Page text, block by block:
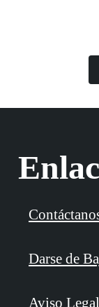
Darse de
Aviso Legal